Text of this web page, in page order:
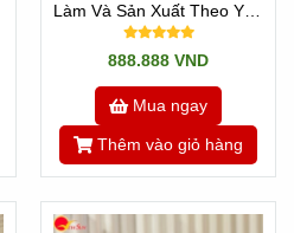
Làm Và Sản Xuất Theo Yêu
Cầu - CÚP HOA HẬU
888.888 VND
Mua ngay
Thêm vào giỏ hàng